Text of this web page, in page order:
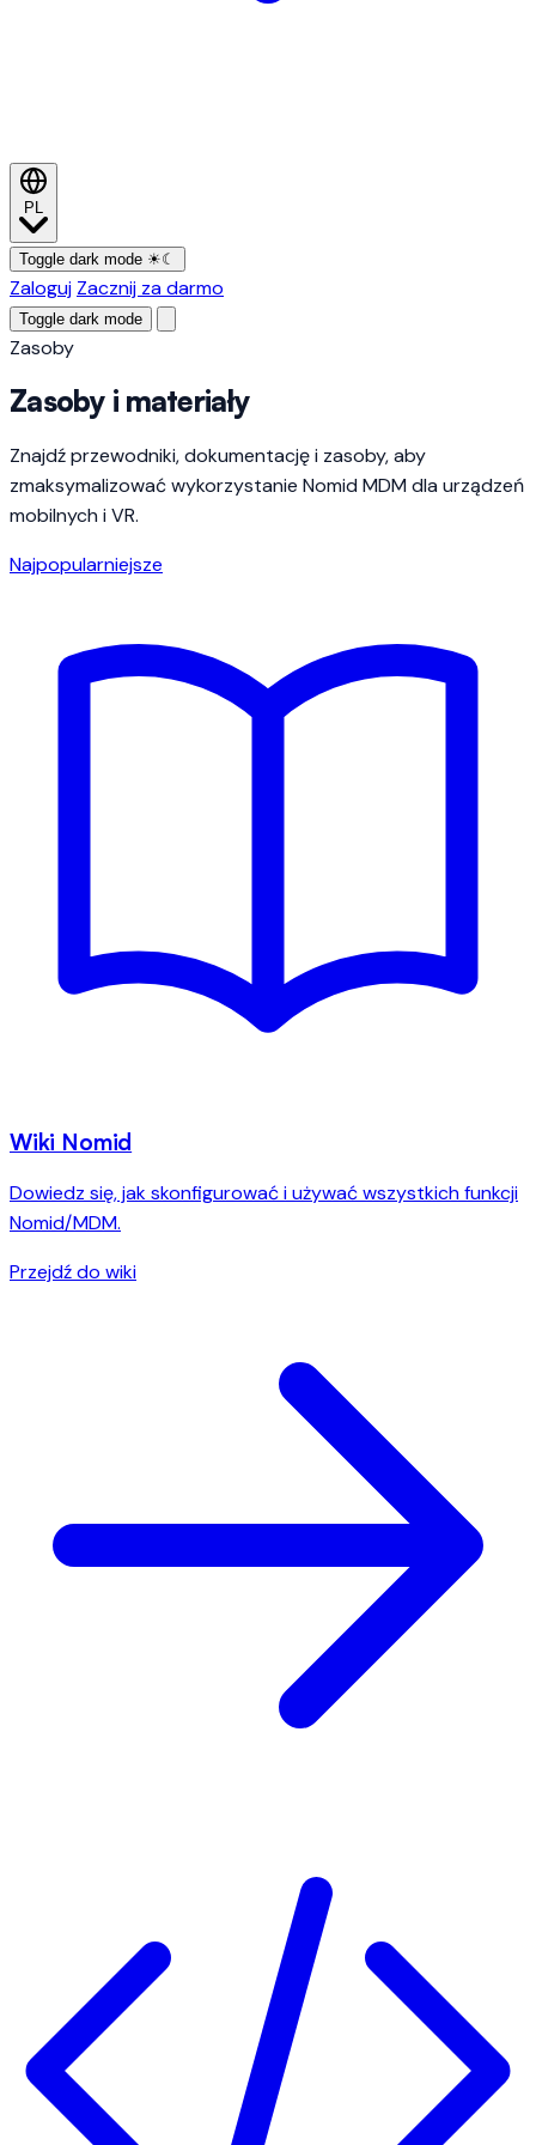
PL
Toggle dark mode ☀☾
Zaloguj Zacznij za darmo
Toggle dark mode
Zasoby
Zasoby i materiały
Znajdź przewodniki, dokumentację i zasoby, aby
zmaksymalizować wykorzystanie Nomid MDM dla urządzeń
mobilnych i VR.
Najpopularniejsze
Wiki Nomid
Dowiedz się, jak skonfigurować i używać wszystkich funkcji
Nomid/MDM.
Przejdź do wiki